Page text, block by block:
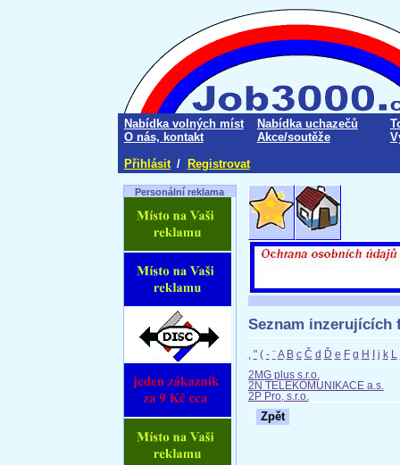
Nabídka volných míst Nabídka uchazečů
O nás, kontakt
Akce/soutěže
Přihlásit / Registrovat
Personální reklama
Seznam inzerujících
" ( - ¨A B c Č d Ď e F g H j k
2MG plus s.r.o.
2N TELEKOMUNIKACE a.s.
2P Pro, s.r.o.
Zpět